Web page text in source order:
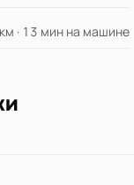
· 13 мин на машине